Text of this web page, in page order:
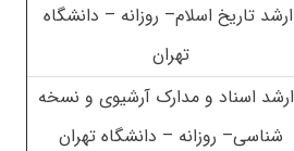
ارشد تاریخ اسلام– روزانه – دانشگاه
تهران
ارشد اسناد و مدارک آرشیوی و نسخه
شناسی– روزانه – دانشگاه تهران